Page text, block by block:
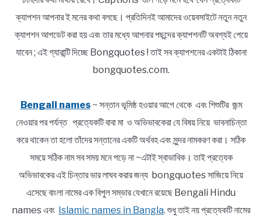
ক্যাপশন আপনার ই মনের কথা বলছে। প্রতিদিনই আমাদের ওয়েবসাইটে নতুন নতুন
ক্যাপশন আপডেট করা হয় এবং তার মধ্যে আপনার পছন্দের ক্যাপশনটি অবশ্যই পেয়ে
যাবেন ; এই গ্যারান্টি দিচ্ছে Bongquotes ! তাই সব ক্যাপশনের একটাই ঠিকানা
bongquotes.com.
Bengali names~ সন্তান ভূমিষ্ঠ হওয়ার আগে থেকে এবং শিশুটির জন্ম
নেওয়ার পর পর্যন্ত প্রত্যেকটি বাবা মা ও অভিভাবকেরা যে বিষয় নিয়ে ভাবনাচিন্তা
করে থাকেন তা হলো তাঁদের সন্তানের একটি অর্থবহ এবং সুন্দর নামকরণ করা। সঠিক
সময়ে সঠিক নাম সব সময় মনে পড়ে না ~এটাই স্বাভাবিক। তাই প্রত্যেক
অভিভাবকের এই চিন্তার ভার লাঘব করার জন্য bongquotes সাজিয়ে নিয়ে
এসেছে বাংলা নামের এক বিপুল সম্ভার যেখানে রয়েছে Bengali Hindu
names এবং Islamic names in Bangla. শুধু তাই নয় প্রত্যেকটি নামের